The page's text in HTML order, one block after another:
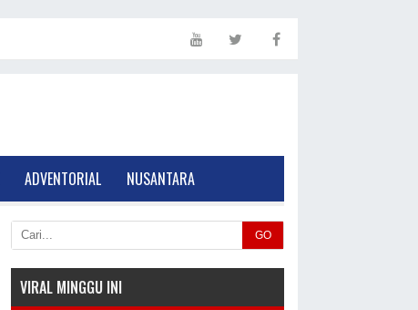
ADVENTORIAL NUSANTARA
GO
VIRAL MINGGU INI